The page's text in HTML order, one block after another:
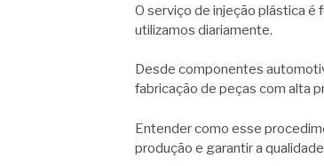
O serviço de injeção plástica é
utilizamos diariamente.
Desde componentes
fabricação de peças com alta
Entender como esse
produção e garantir a